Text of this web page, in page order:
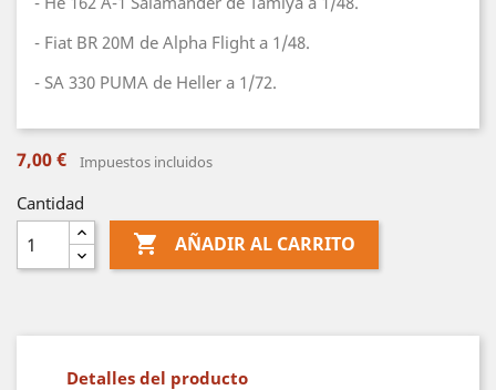
- Fiat BR 20M de Alpha Flight a 1/48.
- SA 330 PUMA de Heller a 1/72.
7,00 € Impuestos incluidos
Cantidad
 AÑADIR AL CARRITO
Detalles del producto